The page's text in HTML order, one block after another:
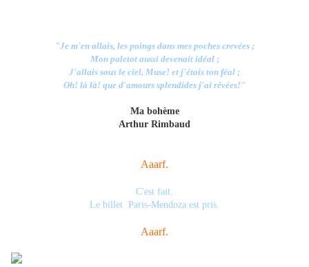
"Je m'en allais, les poings dans mes poches crevées ;
Mon paletot aussi devenait idéal ;
J'allais sous le ciel, Muse! et j'étais ton féal ;
Oh! là là! que d'amours splendides j'ai rêvées!"
Ma bohème
Arthur Rimbaud
Aaarf.
C'est fait.
Le billet Paris-Mendoza est pris.
Aaarf.